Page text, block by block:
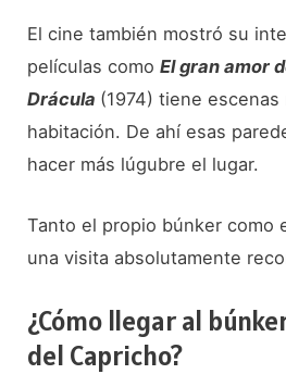
El cine también mostró su
películas comoEl gran amor
Drácula (1974) tiene escenas
habitación. De ahí esas
hacer más lúgubre el lugar.
Tanto el propio búnker como
una visita absolutamente
¿Cómo llegar al
del Capricho?